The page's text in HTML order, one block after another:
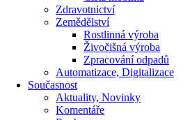
Zdravotnictví
Zemědělství
Rostlinná výroba
Živočišná výroba
Zpracování odpadů
Automatizace, Digitalizace
Současnost
Aktuality, Novinky
Komentáře